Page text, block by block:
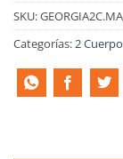
SKU:GEORGIA2C.MA
Categorías:2